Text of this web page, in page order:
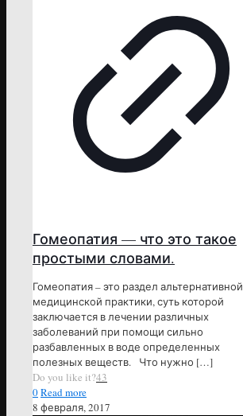
Гомеопатия — что это такое
простыми словами.
Гомеопатия – это раздел альтернативной
медицинской практики, суть которой
заключается в лечении различных
заболеваний при помощи сильно
разбавленных в воде определенных
полезных веществ. Что нужно […]
Do you like it?43
0Read more
8 февраля, 2017